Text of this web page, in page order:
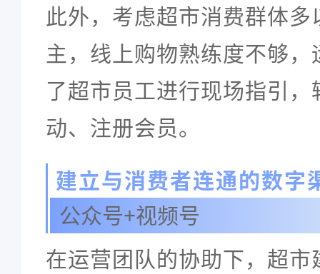
此外，考虑超市消费群体
主，线上购物熟练度不够
了超市员工进行现场指引
动、注册会员。
建立与消费者连通的数字
公众号+视频号
在运营团队的协助下，超市